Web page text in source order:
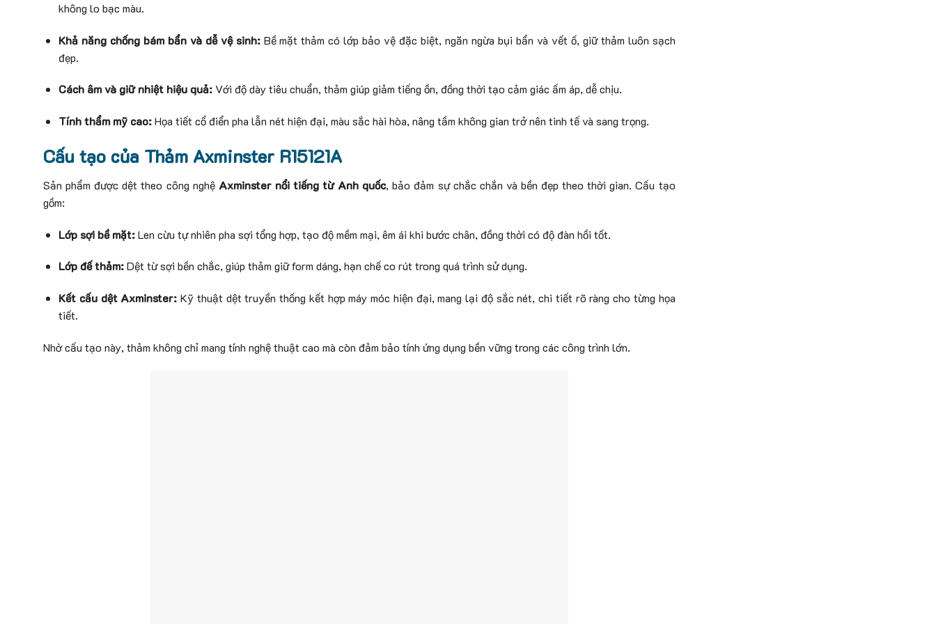
không lo bạc màu.
Khả năng chống bám bẩn và dễ vệ sinh:Bề mặt thảm có lớp bảo vệ đặc biệt, ngăn ngừa bụi bẩn và vết ố, giữ thảm luôn sạch
đẹp.
Cách âm và giữ nhiệt hiệu quả:Với độ dày tiêu chuẩn, thảm giúp giảm tiếng ồn, đồng thời tạo cảm giác ấm áp, dễ chịu.
Tính thẩm mỹ cao:Họa tiết cổ điển pha lẫn nét hiện đại, màu sắc hài hòa, nâng tầm không gian trở nên tinh tế và sang trọng.
Cấu tạo của Thảm Axminster R15121A
Sản phẩm được dệt theo công nghệ Axminster nổi tiếng từ Anh quốc, bảo đảm sự chắc chắn và bền đẹp theo thời gian. Cấu tạo
gồm:
Lớp sợi bề mặt:Len cừu tự nhiên pha sợi tổng hợp, tạo độ mềm mại, êm ái khi bước chân, đồng thời có độ đàn hồi tốt.
Lớp đế thảm:Dệt từ sợi bền chắc, giúp thảm giữ form dáng, hạn chế co rút trong quá trình sử dụng.
Kết cấu dệt Axminster: Kỹ thuật dệt truyền thống kết hợp máy móc hiện đại, mang lại độ sắc nét, chi tiết rõ ràng cho từng họa
tiết.
Nhờ cấu tạo này, thảm không chỉ mang tính nghệ thuật cao mà còn đảm bảo tính ứng dụng bền vững trong các công trình lớn.